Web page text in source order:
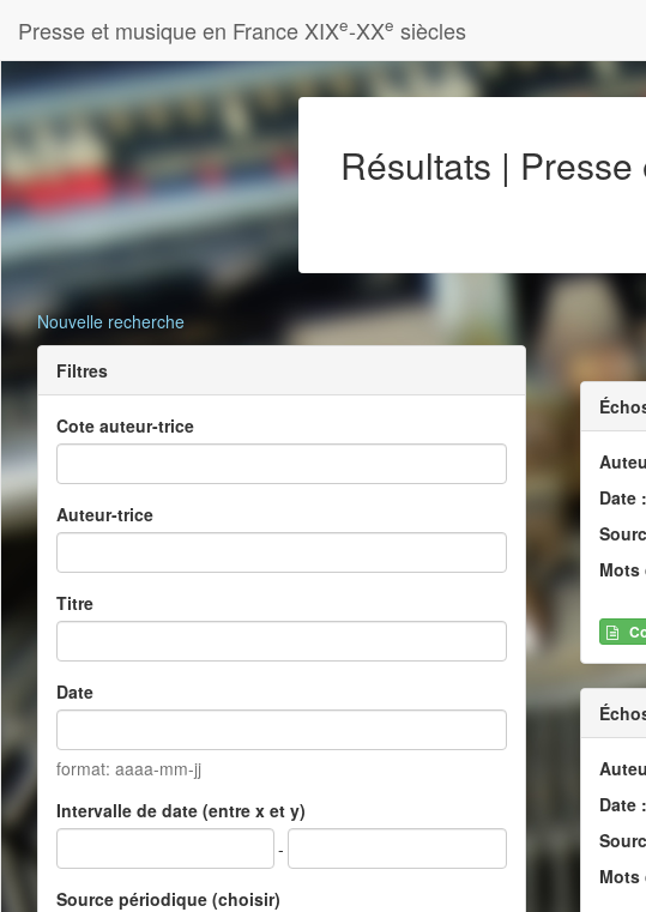
Presse et musique en France XIXe-XXe siècles
Résultats |
Nouvelle recherche
Filtres
Cote auteur-trice
Auteur-trice
Titre
Date
format: aaaa-mm-jj
Intervalle de date (entre x et y)
-
Source périodique (choisir)
Date :
Mots
Date :
Mots